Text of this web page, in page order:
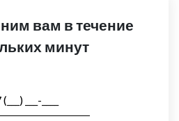
вам в течение
минут